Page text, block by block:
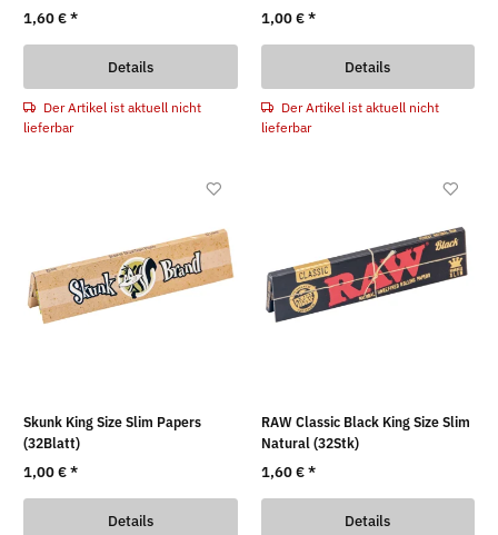
1,60 €*
Details
Der Artikel ist aktuell nicht
lieferbar
1,00 €*
Details
Der Artikel ist aktuell nicht
lieferbar
Skunk King Size Slim Papers
(32Blatt)
1,00 €*
Details
RAW Classic Black King Size Slim
Natural (32Stk)
1,60 €*
Details